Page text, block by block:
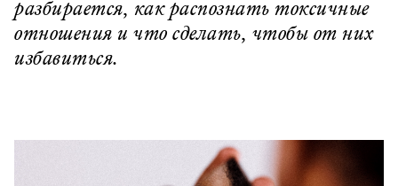
разбирается, как распознать токсичные
отношения и что сделать, чтобы от них
избавиться.